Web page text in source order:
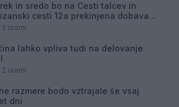
in sredo bo na Cesti talcev in
cesti 12a prekinjena dobava
energije
urami
lahko vpliva tudi na delovanje
urami
razmere bodo vztrajale še vsaj
dni